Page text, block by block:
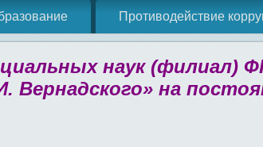
Противодействие
наук (филиал)
Вернадского» на